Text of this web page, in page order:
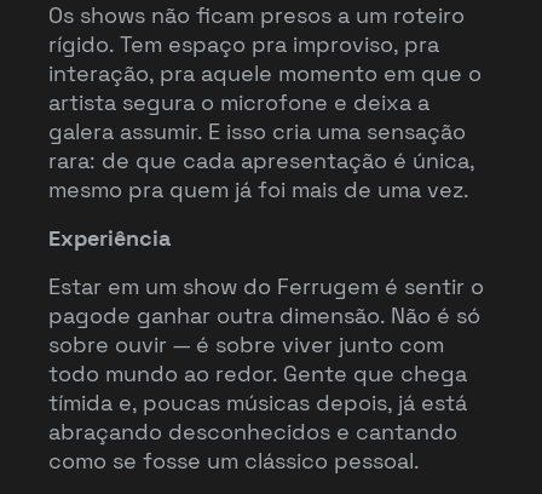
Os shows não ficam presos a um roteiro
rígido. Tem espaço pra improviso, pra
interação, pra aquele momento em que o
artista segura o microfone e deixa a
galera assumir. E isso cria uma sensação
rara: de que cada apresentação é única,
mesmo pra quem já foi mais de uma vez.
Experiência
Estar em um show do Ferrugem é sentir o
pagode ganhar outra dimensão. Não é só
sobre ouvir — é sobre viver junto com
todo mundo ao redor. Gente que chega
tímida e, poucas músicas depois, já está
abraçando desconhecidos e cantando
como se fosse um clássico pessoal.